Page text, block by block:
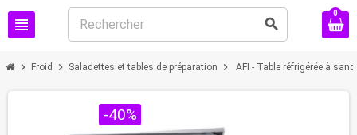
view_headline search
0
chevron_right Froid chevron_right Saladettes et tables de préparation chevron_right AFI - Table réfrigérée à
-40%